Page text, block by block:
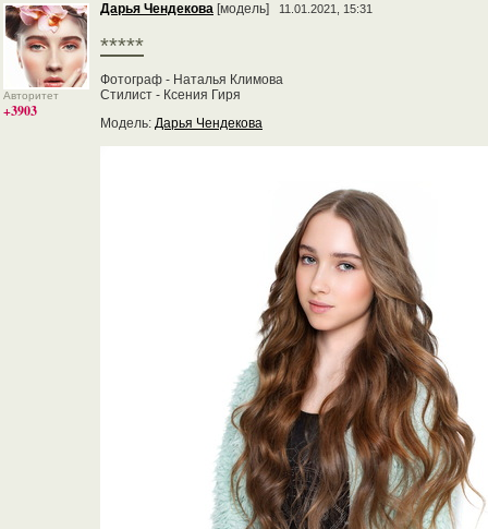
Авторитет
+3903
Дарья Чендекова [модель] 11.01.2021, 15:31
*****
Фотограф - Наталья Климова
Стилист - Ксения Гиря
Модель: Дарья Чендекова